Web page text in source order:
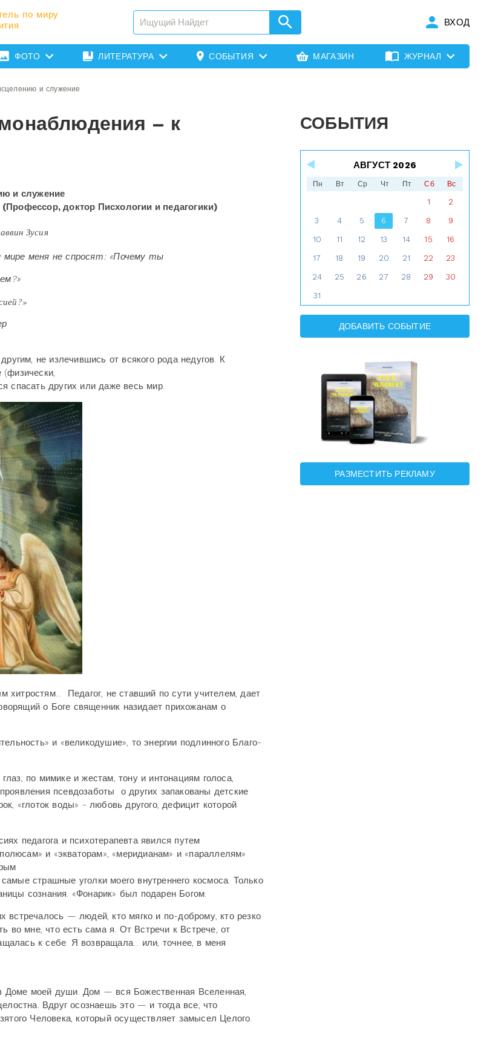
по миру
ВХОД
ФОТО ЛИТЕРАТУРА СОБЫТИЯ МАГАЗИН ЖУРНАЛ
и служение
– к
и служение
доктор Писхологии и педагогики)
Зусия
«Почему ты
не излечившись от всякого рода недугов. К
спасать других или даже весь мир.
хитростям... Педагог, не ставший по сутиучителем, дает
о Боге священник назидает прихожанам о
и «великодушие», то энергии подлинного Благо-
по мимике и жестам, тону и интонациям голоса,
псевдозаботы о других запакованы детские
«глоток воды» - любовь другого, дефицит которой
педагога и психотерапевта явился путем
и «экваторам», «меридианам» и «параллелям»
страшные уголки моего внутреннего космоса. Только
сознания. «Фонарик» был подарен Богом.
встречалось — людей, кто мягко и по-доброму, кто резко
во мне, что есть сама я. От Встречи к Встрече, от
к себе. Я возвращала... или, точнее, в меня
Доме моей души. Дом — вся Божественная Вселенная,
Вдруг осознаешь это — и тогда все, что
Человека, который осуществляет замысел Целого.
СОБЫТИЯ
АВГУСТ 2026
Пн Вт Ср Чт Пт Сб Вс
1 2
3 4 5 6 7 8 9
10 11 12 13 14 15 16
17 18 19 20 21 22 23
24 25 26 27 28 29 30
31
ДОБАВИТЬ СОБЫТИЕ
РАЗМЕСТИТЬ РЕКЛАМУ